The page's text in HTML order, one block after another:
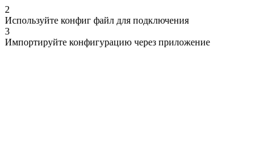
2
Используйте конфиг файл для подключения
3
Импортируйте конфигурацию через приложение